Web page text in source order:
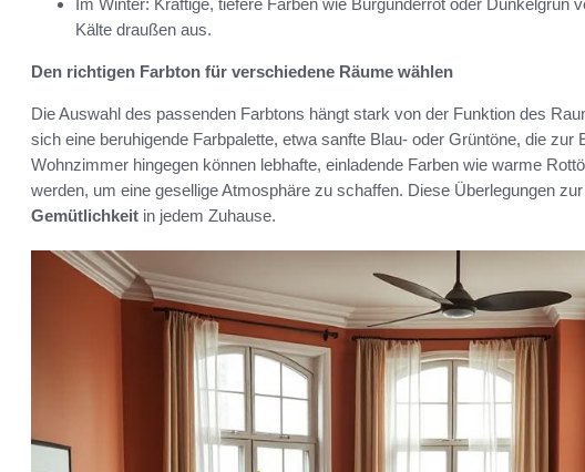
Kälte draußen aus.
Den richtigen Farbton für verschiedene Räume wählen
Die Auswahl des passenden Farbtons hängt stark von der Funktion des
sich eine beruhigende Farbpalette, etwa sanfte Blau- oder Grüntöne, die zur
Wohnzimmer hingegen können lebhafte, einladende Farben wie warme
werden, um eine gesellige Atmosphäre zu schaffen. Diese Überlegungen
Gemütlichkeit in jedem Zuhause.